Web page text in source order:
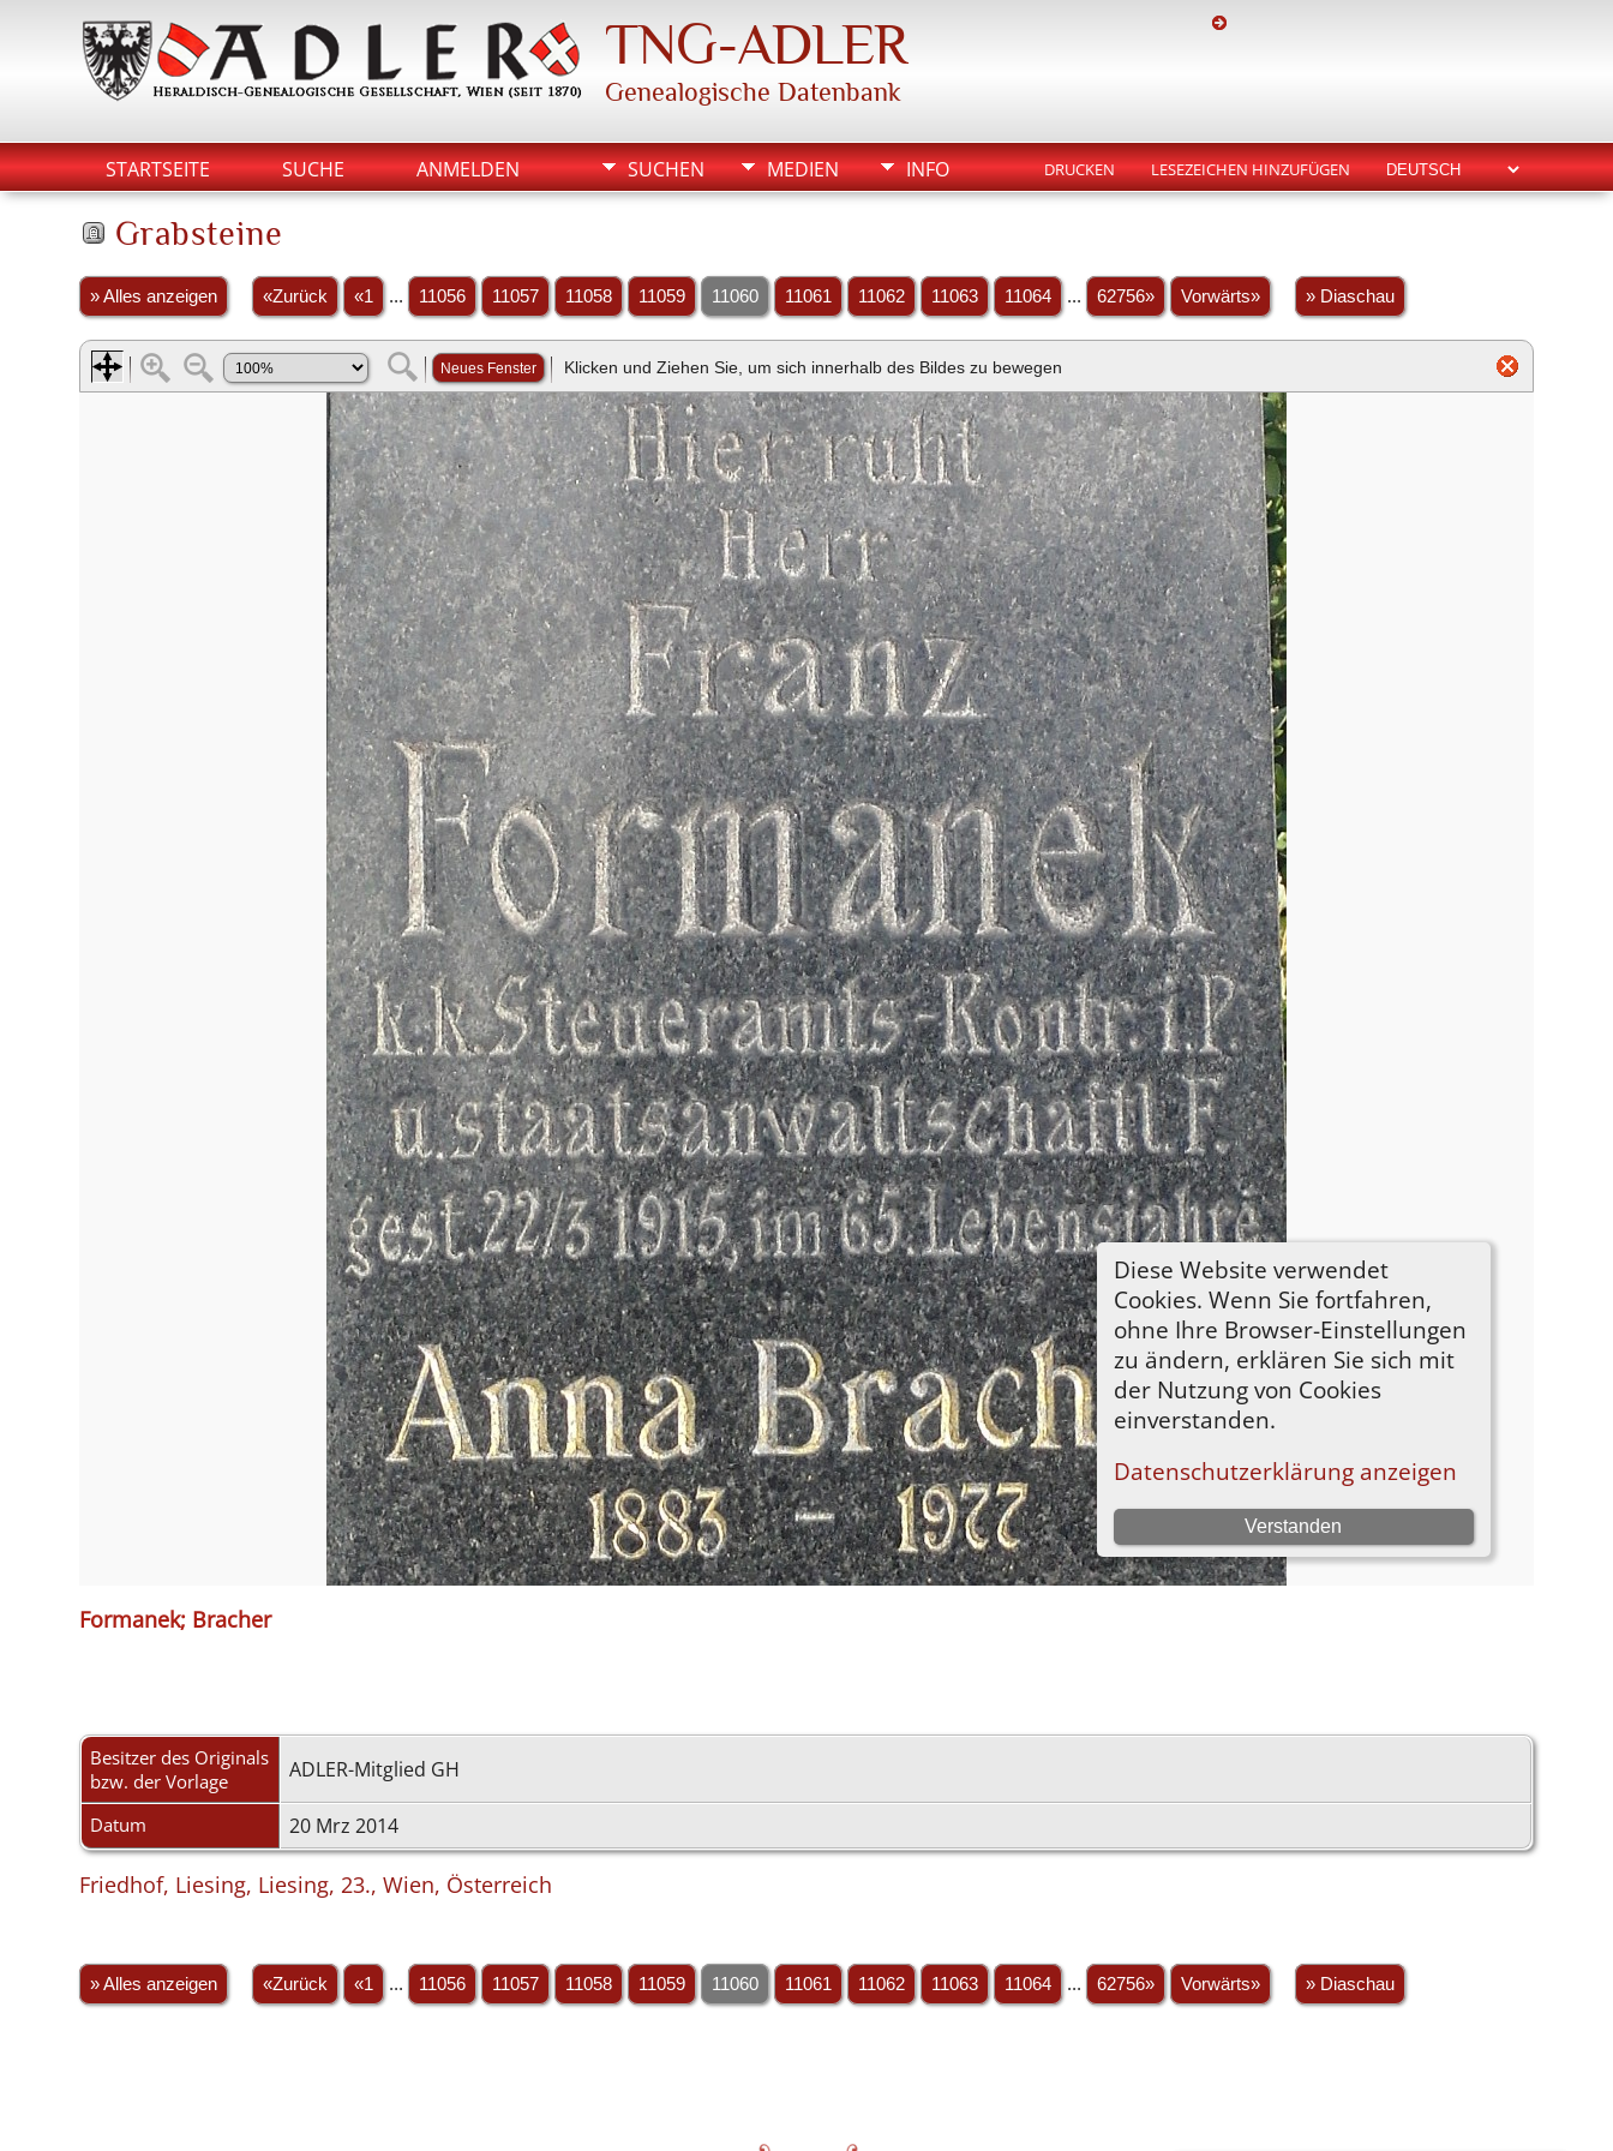
TNG-ADLER
Genealogische Datenbank
STARTSEITE SUCHE ANMELDEN SUCHEN MEDIEN INFO DRUCKEN LESEZEICHEN HINZUFÜGEN
Grabsteine
» Alles anzeigen «Zurück «1 ... 11056 11057 11058 11059 11060 11061 11062 11063 11064 ... 62756» Vorwärts» » Diaschau
Formanek; Bracher
Besitzer des Originals
bzw. der Vorlage
ADLER-Mitglied GH
Datum 20 Mrz 2014
Friedhof, Liesing, Liesing, 23., Wien, Österreich
» Alles anzeigen «Zurück «1 ... 11056 11057 11058 11059 11060 11061 11062 11063 11064 ... 62756» Vorwärts» » Diaschau